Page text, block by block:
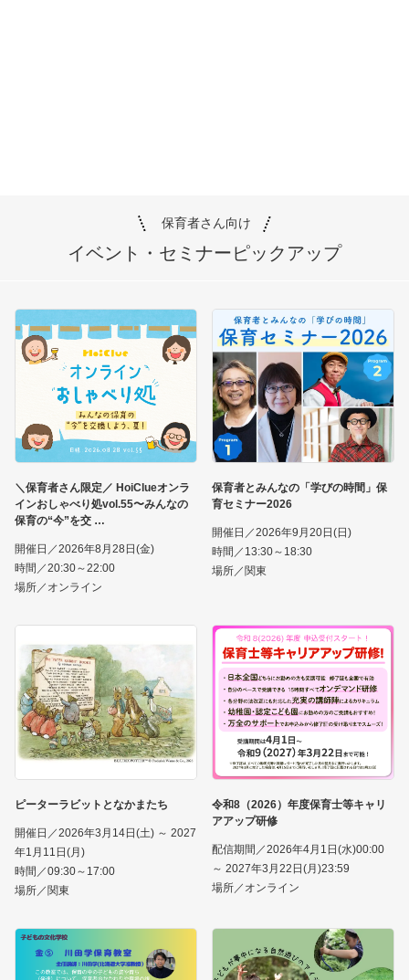
保育者さん向け
イベント・セミナーピックアップ
＼保育者さん限定／ HoiClueオンラ
インおしゃべり処vol.55〜みんなの
保育の“今”を交
開催日／2026年8月28日(金)
時間／20:30～22:00
場所／オンライン
保育者とみんなの「学びの時間」保
育セミナー2026
開催日／2026年9月20日(日)
時間／13:30～18:30
場所／関東
ピーターラビットとなかまたち
開催日／2026年3月14日(土) ～ 2027
年1月11日(月)
時間／09:30～17:00
場所／関東
令和8（2026）年度保育士等キャリ
アアップ研修
配信期間／2026年4月1日(水)00:00
～ 2027年3月22日(月)23:59
場所／オンライン